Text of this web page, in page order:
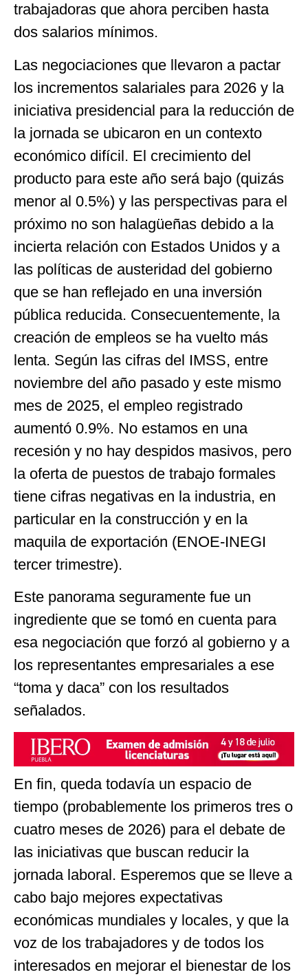
trabajadoras que ahora perciben hasta
dos salarios mínimos.
Las negociaciones que llevaron a pactar
los incrementos salariales para 2026 y la
iniciativa presidencial para la reducción de
la jornada se ubicaron en un contexto
económico difícil. El crecimiento del
producto para este año será bajo (quizás
menor al 0.5%) y las perspectivas para el
próximo no son halagüeñas debido a la
incierta relación con Estados Unidos y a
las políticas de austeridad del gobierno
que se han reflejado en una inversión
pública reducida. Consecuentemente, la
creación de empleos se ha vuelto más
lenta. Según las cifras del IMSS, entre
noviembre del año pasado y este mismo
mes de 2025, el empleo registrado
aumentó 0.9%. No estamos en una
recesión y no hay despidos masivos, pero
la oferta de puestos de trabajo formales
tiene cifras negativas en la industria, en
particular en la construcción y en la
maquila de exportación (ENOE-INEGI
tercer trimestre).
Este panorama seguramente fue un
ingrediente que se tomó en cuenta para
esa negociación que forzó al gobierno y a
los representantes empresariales a ese
“toma y daca” con los resultados
señalados.
En fin, queda todavía un espacio de
tiempo (probablemente los primeros tres o
cuatro meses de 2026) para el debate de
las iniciativas que buscan reducir la
jornada laboral. Esperemos que se lleve a
cabo bajo mejores expectativas
económicas mundiales y locales, y que la
voz de los trabajadores y de todos los
interesados en mejorar el bienestar de los